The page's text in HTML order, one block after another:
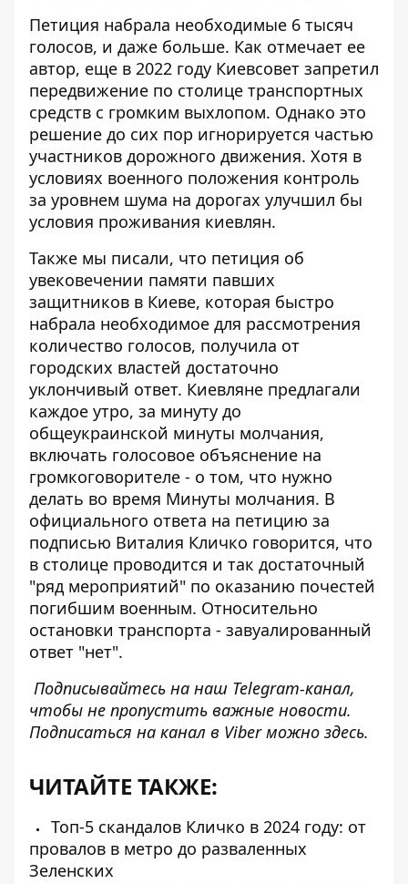
Петиция набрала необходимые 6 тысяч
голосов, и даже больше. Как отмечает ее
автор, еще в 2022 году Киевсовет запретил
передвижение по столице транспортных
средств с громким выхлопом. Однако это
решение до сих пор игнорируется частью
участников дорожного движения. Хотя в
условиях военного положения контроль
за уровнем шума на дорогах улучшил бы
условия проживания киевлян.
Также мы писали, что петиция об
увековечении памяти павших
защитников в Киеве, которая быстро
набрала необходимое для рассмотрения
количество голосов, получила от
городских властей достаточно
уклончивый ответ. Киевляне предлагали
каждое утро, за минуту до
общеукраинской минуты молчания,
включать голосовое объяснение на
громкоговорителе - о том, что нужно
делать во время Минуты молчания. В
официального ответа на петицию за
подписью Виталия Кличко говорится, что
в столице проводится и так достаточный
"ряд мероприятий" по оказанию почестей
погибшим военным. Относительно
остановки транспорта - завуалированный
ответ "нет".
Подписывайтесь на наш Telegram-канал,
чтобы не пропустить важные новости.
Подписаться на канал в Viber можно здесь.
ЧИТАЙТЕ ТАКЖЕ:
Топ-5 скандалов Кличко в 2024 году: от
провалов в метро до разваленных
Зеленских